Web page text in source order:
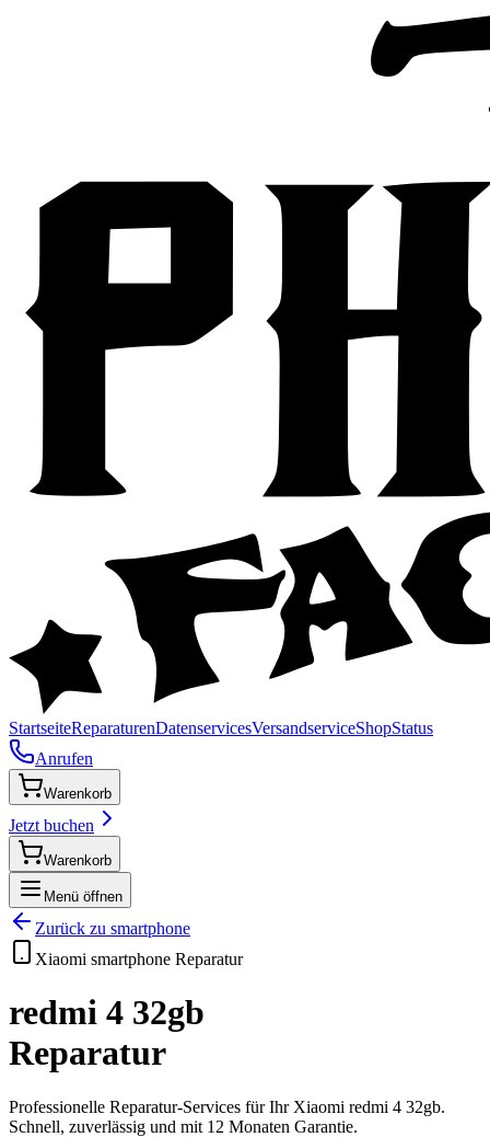
StartseiteReparaturenDatenservicesVersandserviceShopStatus
Anrufen
Warenkorb
Jetzt buchen
Warenkorb
Menü öffnen
Zurück zu smartphone
Xiaomi smartphone Reparatur
redmi 4 32gb
Reparatur
Professionelle Reparatur-Services für Ihr Xiaomi redmi 4 32gb.
Schnell, zuverlässig und mit 12 Monaten Garantie.